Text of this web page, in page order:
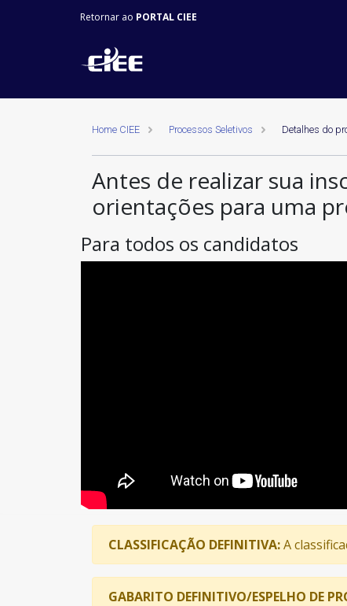
Retornar ao PORTAL CIEE
Home CIEE Processos Seletivos Detalhes do
Antes de realizar sua
orientações para uma
Para todos os candidatos
CLASSIFICAÇÃO DEFINITIVA:A
GABARITO DEFINITIVO/ESPELHO DE